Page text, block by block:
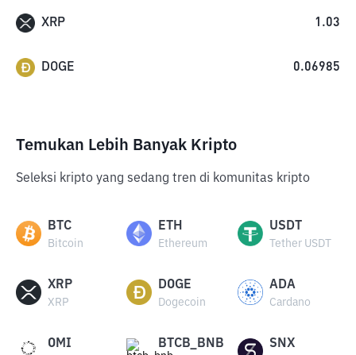
XRP 1.03
DOGE 0.06985
Temukan Lebih Banyak Kripto
Seleksi kripto yang sedang tren di komunitas kripto
BTC
Bitcoin
ETH
Ethereum
USDT
Tether USDT
XRP
XRP
DOGE
Dogecoin
ADA
Cardano
OMI BTCB_BNB SNX